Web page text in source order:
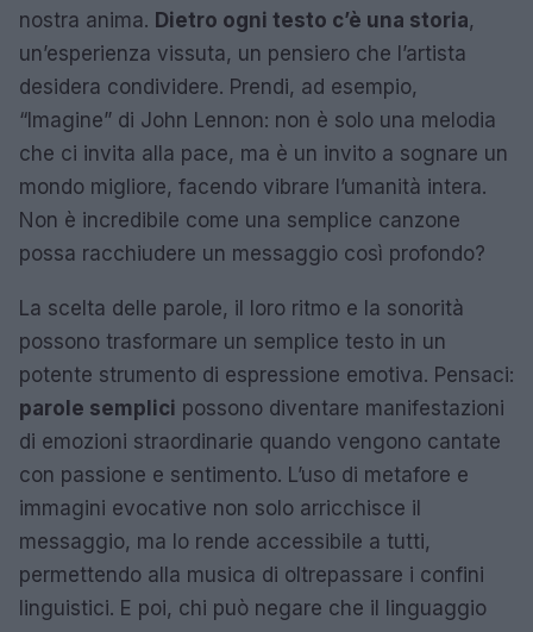
nostra anima. Dietro ogni testo c’è una storia,
un’esperienza vissuta, un pensiero che l’artista
desidera condividere. Prendi, ad esempio,
“Imagine” di John Lennon: non è solo una melodia
che ci invita alla pace, ma è un invito a sognare un
mondo migliore, facendo vibrare l’umanità intera.
Non è incredibile come una semplice canzone
possa racchiudere un messaggio così profondo?
La scelta delle parole, il loro ritmo e la sonorità
possono trasformare un semplice testo in un
potente strumento di espressione emotiva. Pensaci:
parole semplici possono diventare manifestazioni
di emozioni straordinarie quando vengono cantate
con passione e sentimento. L’uso di metafore e
immagini evocative non solo arricchisce il
messaggio, ma lo rende accessibile a tutti,
permettendo alla musica di oltrepassare i confini
linguistici. E poi, chi può negare che il linguaggio